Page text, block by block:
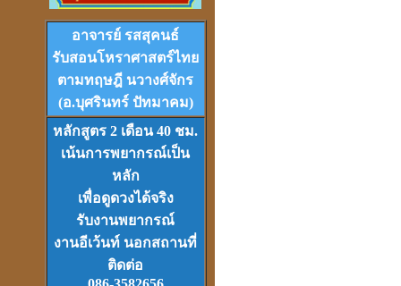
Version 1
ราคา 1,000
บาท
DVDเรียนดวงจีน
ชุดที่ 1-2-3
อาจารย์ รสสุคนธ์
รับสอนโหราศาสตร์ไทย
ตามทฤษฎี นวางศ์จักร
(อ.บุศรินทร์ ปัทมาคม)
หลักสูตร 2 เดือน 40 ชม.
เน้นการพยากรณ์เป็น
หลัก
เพื่อดูดวงได้จริง
รับงานพยากรณ์
งานอีเว้นท์ นอกสถานที่
ติดต่อ